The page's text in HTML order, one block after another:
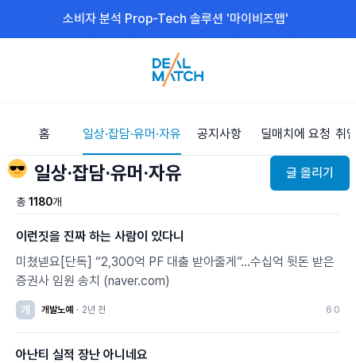
소비자 분석 Prop-Tech 솔루션 '마이비즈맵'
홈 일상·잡담·유머·자유 공지사항 딜매치에 요청 취
😎 일상·잡담·유머·자유 글 올리기
총 1180개
이런짓을 진짜 하는 사람이 있다니
미쳤넫요[단독] “2,300억 PF 대출 받아줄게”…수십억 뒷돈 받은
증권사 임원 송치 (naver.com)
개 개발노예 · 2년 전 6 0
아난티 실적 장난 아니네요